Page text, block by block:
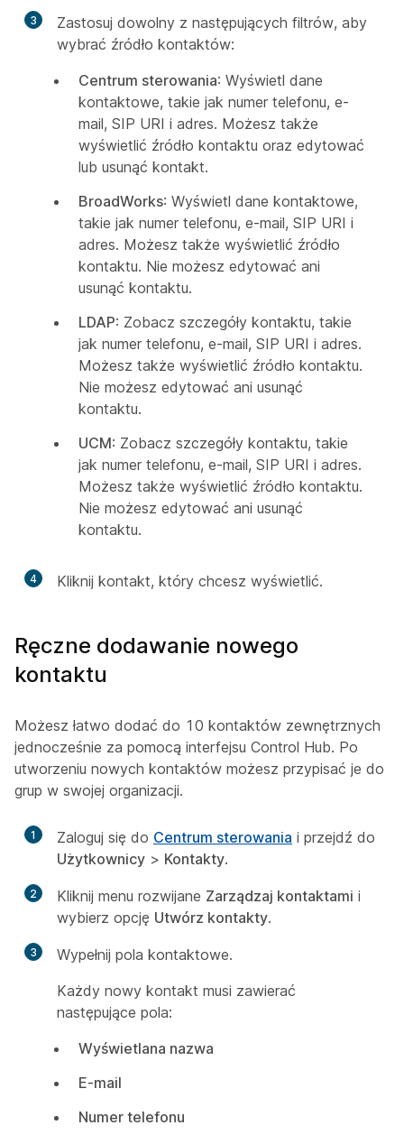
3
Zastosuj dowolny z następujących filtrów, aby
wybrać źródło kontaktów:
Centrum sterowania: Wyświetl dane
kontaktowe, takie jak numer telefonu, e-
mail, SIP URI i adres. Możesz także
wyświetlić źródło kontaktu oraz edytować
lub usunąć kontakt.
BroadWorks: Wyświetl dane kontaktowe,
takie jak numer telefonu, e-mail, SIP URI i
adres. Możesz także wyświetlić źródło
kontaktu. Nie możesz edytować ani
usunąć kontaktu.
LDAP: Zobacz szczegóły kontaktu, takie
jak numer telefonu, e-mail, SIP URI i adres.
Możesz także wyświetlić źródło kontaktu.
Nie możesz edytować ani usunąć
kontaktu.
UCM: Zobacz szczegóły kontaktu, takie
jak numer telefonu, e-mail, SIP URI i adres.
Możesz także wyświetlić źródło kontaktu.
Nie możesz edytować ani usunąć
kontaktu.
4 Kliknij kontakt, który chcesz wyświetlić.
Ręczne dodawanie nowego
kontaktu
Możesz łatwo dodać do 10 kontaktów zewnętrznych
jednocześnie za pomocą interfejsu Control Hub. Po
utworzeniu nowych kontaktów możesz przypisać je do
grup w swojej organizacji.
1 Zaloguj się do Centrum sterowania i przejdź do
Użytkownicy > Kontakty.
2 Kliknij menu rozwijane Zarządzaj kontaktami i
wybierz opcję Utwórz kontakty.
3
Wypełnij pola kontaktowe.
Każdy nowy kontakt musi zawierać
następujące pola:
Wyświetlana nazwa
E-mail
Numer telefonu